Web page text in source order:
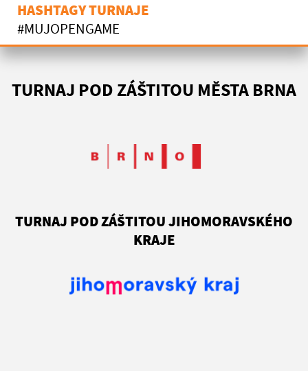
HASHTAGY TURNAJE
#MUJOPENGAME
TURNAJ POD ZÁŠTITOU MĚSTA BRNA
TURNAJ POD ZÁŠTITOU JIHOMORAVSKÉHO
KRAJE